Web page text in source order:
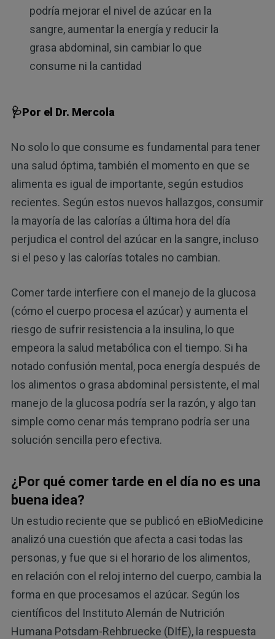
podría mejorar el nivel de azúcar en la
sangre, aumentar la energía y reducir la
grasa abdominal, sin cambiar lo que
consume ni la cantidad
🩺Por el Dr. Mercola
No solo lo que consume es fundamental para tener
una salud óptima, también el momento en que se
alimenta es igual de importante, según estudios
recientes. Según estos nuevos hallazgos, consumir
la mayoría de las calorías a última hora del día
perjudica el control del azúcar en la sangre, incluso
si el peso y las calorías totales no cambian.
Comer tarde interfiere con el manejo de la glucosa
(cómo el cuerpo procesa el azúcar) y aumenta el
riesgo de sufrir resistencia a la insulina, lo que
empeora la salud metabólica con el tiempo. Si ha
notado confusión mental, poca energía después de
los alimentos o grasa abdominal persistente, el mal
manejo de la glucosa podría ser la razón, y algo tan
simple como cenar más temprano podría ser una
solución sencilla pero efectiva.
¿Por qué comer tarde en el día no es una
buena idea?
Un estudio reciente que se publicó en eBioMedicine
analizó una cuestión que afecta a casi todas las
personas, y fue que si el horario de los alimentos,
en relación con el reloj interno del cuerpo, cambia la
forma en que procesamos el azúcar. Según los
científicos del Instituto Alemán de Nutrición
Humana Potsdam-Rehbruecke (DIfE), la respuesta